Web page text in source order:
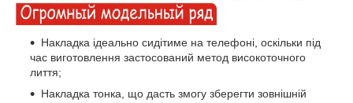
Накладка ідеально сидітиме на телефоні, оскільки під
час виготовлення застосований метод високоточного
лиття;
Накладка тонка, що дасть змогу зберегти зовнішній